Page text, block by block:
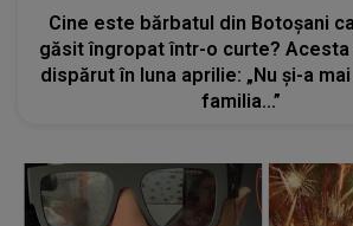
Cine este bărbatul din Botoșani
găsit îngropat într-o curte?
dispărut în luna aprilie: „Nu și-a
familia...”